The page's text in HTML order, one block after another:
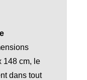
148 cm, le
dans tout